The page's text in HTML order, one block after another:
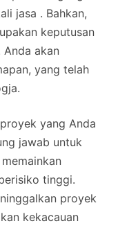
jasa . Bahkan,
keputusan
akan
yang telah
yang Anda
jawab untuk
tinggi.
proyek
kekacauan